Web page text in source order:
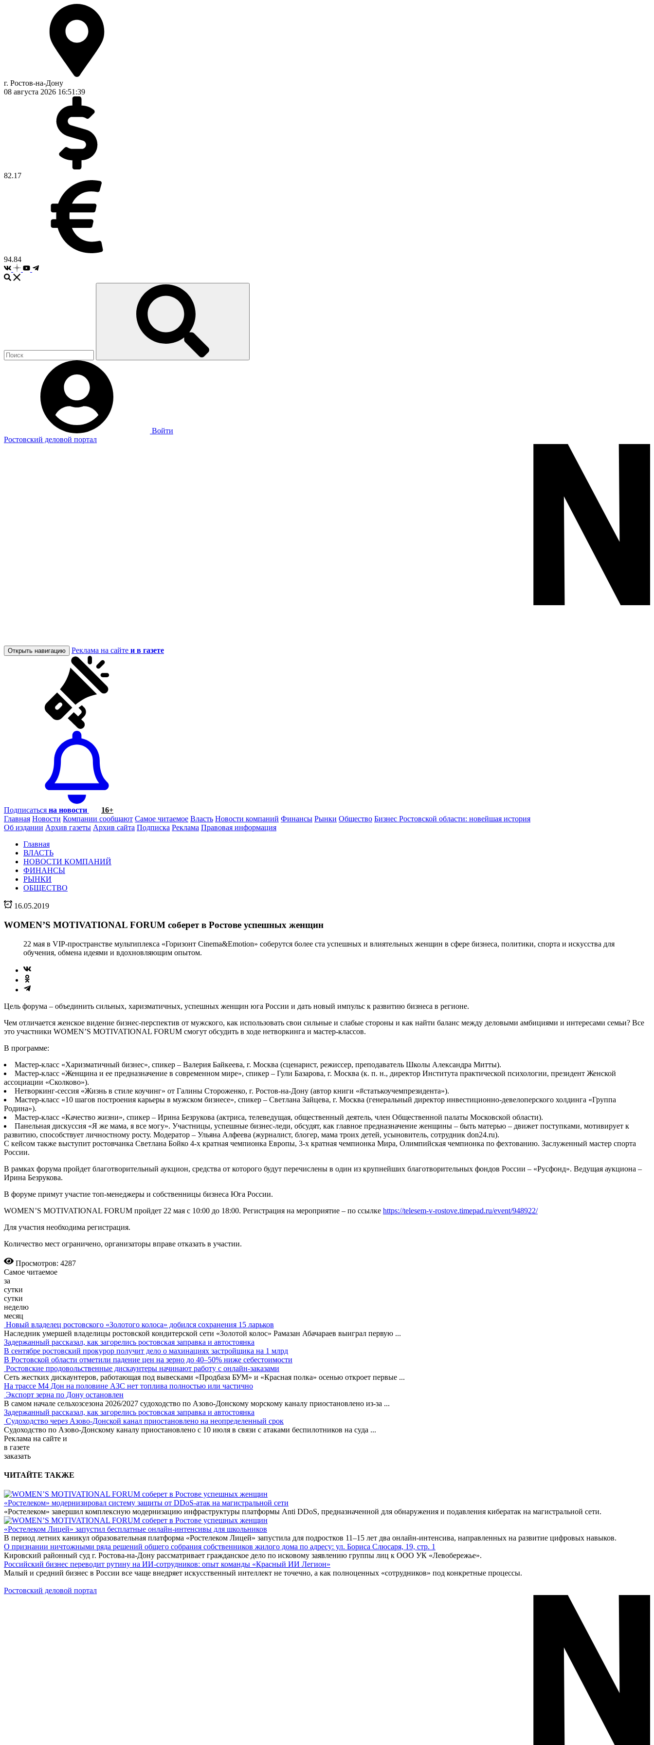
г. Ростов-на-Дону
08 августа 2026 16:51:40
82.17
94.84
Войти
Ростовский деловой портал
Открыть навигацию Реклама на сайте и в газете
Подписаться на новости
16+
Главная Новости Компании сообщают Самое читаемое Власть Новости компаний Финансы Рынки Общество Бизнес Ростовской области: новейшая история
Об издании Архив газеты Архив сайта Подписка Реклама Правовая информация
Главная
ВЛАСТЬ
НОВОСТИ КОМПАНИЙ
ФИНАНСЫ
РЫНКИ
ОБЩЕСТВО
16.05.2019
WOMEN’S MOTIVATIONAL FORUM соберет в Ростове успешных женщин
22 мая в VIP-пространстве мультиплекса «Горизонт Cinema&Emotion» соберутся более ста успешных и влиятельных женщин в сфере бизнеса, политики, спорта и искусства для
обучения, обмена идеями и вдохновляющим опытом.
Цель форума – объединить сильных, харизматичных, успешных женщин юга России и дать новый импульс к развитию бизнеса в регионе.
Чем отличается женское видение бизнес-перспектив от мужского, как использовать свои сильные и слабые стороны и как найти баланс между деловыми амбициями и интересами семьи? Все
это участники WOMEN’S MOTIVATIONAL FORUM смогут обсудить в ходе нетворкинга и мастер-классов.
В программе:
Мастер-класс «Харизматичный бизнес», спикер – Валерия Байкеева, г. Москва (сценарист, режиссер, преподаватель Школы Александра Митты).
Мастер-класс «Женщина и ее предназначение в современном мире», спикер – Гули Базарова, г. Москва (к. п. н., директор Института практической психологии, президент Женской
ассоциации «Сколково»).
Нетворкинг-сессия «Жизнь в стиле коучинг» от Галины Стороженко, г. Ростов-на-Дону (автор книги «#статькоучемпрезидента»).
Мастер-класс «10 шагов построения карьеры в мужском бизнесе», спикер – Светлана Зайцева, г. Москва (генеральный директор инвестиционно-девелоперского холдинга «Группа
Родина»).
Мастер-класс «Качество жизни», спикер – Ирина Безрукова (актриса, телеведущая, общественный деятель, член Общественной палаты Московской области).
Панельная дискуссия «Я же мама, я все могу». Участницы, успешные бизнес-леди, обсудят, как главное предназначение женщины – быть матерью – движет поступками, мотивирует к
развитию, способствует личностному росту. Модератор – Ульяна Алфеева (журналист, блогер, мама троих детей, усыновитель, сотрудник don24.ru).
С кейсом также выступит ростовчанка Светлана Бойко 4-х кратная чемпионка Европы, 3-х кратная чемпионка Мира, Олимпийская чемпионка по фехтованию. Заслуженный мастер спорта
России.
В рамках форума пройдет благотворительный аукцион, средства от которого будут перечислены в один из крупнейших благотворительных фондов России – «Русфонд». Ведущая аукциона –
Ирина Безрукова.
В форуме примут участие топ-менеджеры и собственницы бизнеса Юга России.
WOMEN’S MOTIVATIONAL FORUM пройдет 22 мая с 10:00 до 18:00. Регистрация на мероприятие – по ссылке https://telesem-v-rostove.timepad.ru/event/948922/
Для участия необходима регистрация.
Количество мест ограничено, организаторы вправе отказать в участии.
Просмотров: 4287
Самое читаемое
за
сутки
сутки
неделю
месяц
Новый владелец ростовского «Золотого колоса» добился сохранения 15 ларьков
Наследник умершей владелицы ростовской кондитерской сети «Золотой колос» Рамазан Абачараев выиграл первую ...
Задержанный рассказал, как загорелись ростовская заправка и автостоянка
В сентябре ростовский прокурор получит дело о махинациях застройщика на 1 млрд
В Ростовской области отметили падение цен на зерно до 40–50% ниже себестоимости
Ростовские продовольственные дискаунтеры начинают работу с онлайн-заказами
Сеть жестких дискаунтеров, работающая под вывесками «Продбаза БУМ» и «Красная полка» осенью откроет первые ...
На трассе М4 Дон на половине АЗС нет топлива полностью или частично
Экспорт зерна по Дону остановлен
В самом начале сельхозсезона 2026/2027 судоходство по Азово-Донскому морскому каналу приостановлено из-за ...
Задержанный рассказал, как загорелись ростовская заправка и автостоянка
Судоходство через Азово-Донской канал приостановлено на неопределенный срок
Судоходство по Азово-Донскому каналу приостановлено с 10 июля в связи с атаками беспилотников на суда ...
Реклама на сайте и
в газете
заказать
ЧИТАЙТЕ ТАКЖЕ
«Ростелеком» модернизировал систему защиты от DDoS-атак на магистральной сети
«Ростелеком» завершил комплексную модернизацию инфраструктуры платформы Anti DDoS, предназначенной для обнаружения и подавления кибератак на магистральной сети.
«Ростелеком Лицей» запустил бесплатные онлайн-интенсивы для школьников
В период летних каникул образовательная платформа «Ростелеком Лицей» запустила для подростков 11–15 лет два онлайн-интенсива, направленных на развитие цифровых навыков.
О признании ничтожными ряда решений общего собрания собственников жилого дома по адресу: ул. Бориса Слюсаря, 19, стр. 1
Кировский районный суд г. Ростова-на-Дону рассматривает гражданское дело по исковому заявлению группы лиц к ООО УК «Левобережье».
Российский бизнес переводит рутину на ИИ-сотрудников: опыт команды «Красный ИИ Легион»
Малый и средний бизнес в России все чаще внедряет искусственный интеллект не точечно, а как полноценных «сотрудников» под конкретные процессы.
Ростовский деловой портал